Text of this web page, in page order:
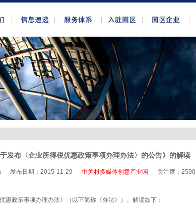
发布〈企业所得税优惠政策事项办理办法〉的公告》的解读
发布日期：2015-11-29 中关村多媒体创意产业园 关注度： 2590
惠政策事项办理办法》（以下简称《办法》）。解读如下：